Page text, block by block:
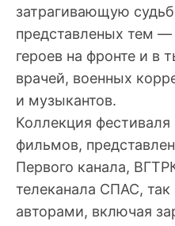
затрагивающую
представленых тем
героев на фронте и в
врачей, военных
и музыкантов.
Коллекция
фильмов,
Первого канала,
телеканала СПАС,
авторами, включая